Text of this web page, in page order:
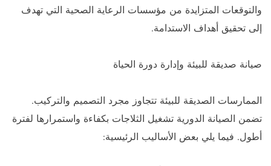
والتوقعات المتزايدة من مؤسسات الرعاية الصحية التي تهدف
إلى تحقيق أهداف الاستدامة.
صيانة صديقة للبيئة وإدارة دورة الحياة
الممارسات الصديقة للبيئة تتجاوز مجرد التصميم والتركيب.
تضمن الصيانة الدورية تشغيل الثلاجات بكفاءة واستمرارها لفترة
أطول. فيما يلي بعض الأساليب الرئيسية: